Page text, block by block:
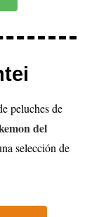
peluches de
del
selección de